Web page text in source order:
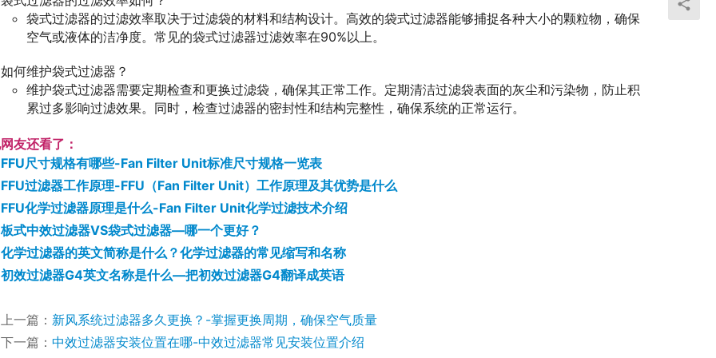
袋式过滤器的过滤效率取决于过滤袋的材料和结构设计。高效的袋式过滤器能够捕捉各种大小的颗粒物，确保
空气或液体的洁净度。常见的袋式过滤器过滤效率在90%以上。
如何维护袋式过滤器？
维护袋式过滤器需要定期检查和更换过滤袋，确保其正常工作。定期清洁过滤袋表面的灰尘和污染物，防止积
累过多影响过滤效果。同时，检查过滤器的密封性和结构完整性，确保系统的正常运行。
友还看了：
FFU尺寸规格有哪些-Fan Filter Unit标准尺寸规格一览表
FFU过滤器工作原理-FFU（Fan Filter Unit）工作原理及其优势是什么
FFU化学过滤器原理是什么-Fan Filter Unit化学过滤技术介绍
板式中效过滤器VS袋式过滤器—哪一个更好？
化学过滤器的英文简称是什么？化学过滤器的常见缩写和名称
初效过滤器G4英文名称是什么—把初效过滤器G4翻译成英语
上一篇： 新风系统过滤器多久更换？-掌握更换周期，确保空气质量
下一篇： 中效过滤器安装位置在哪-中效过滤器常见安装位置介绍